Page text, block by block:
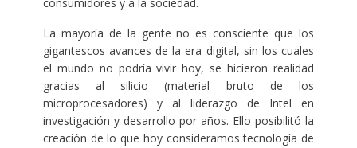
La mayoría de la gente no es consciente que los
gigantescos avances de la era digital, sin los cuales
el mundo no podría vivir hoy, se hicieron realidad
gracias al silicio (material bruto de los
microprocesadores) y al liderazgo de Intel en
investigación y desarrollo por años. Ello posibilitó la
creación de lo que hoy consideramos tecnología de